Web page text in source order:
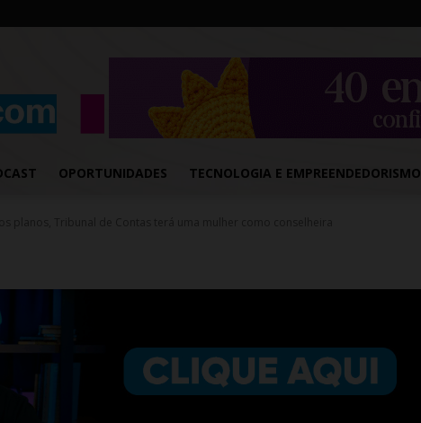
OPORTUNIDADES TECNOLOGIA E EMPREENDEDORISMO